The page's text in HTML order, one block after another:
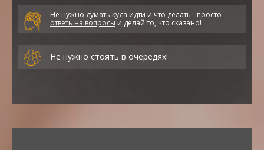
Не нужно думать куда идти и что делать - просто
ответь на вопросы и делай то, что сказано!
Не нужно стоять в очередях!